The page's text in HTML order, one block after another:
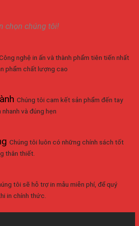
chọn chúng tôi!
nghệ in ấn và thành phẩm tiên tiến nhất
phẩm chất lượng cao
Chúng tôi cam kết sản phẩm đến tay
và đúng hẹn
Chúng tôi luôn có những chính sách tốt
thân thiết.
tôi sẽ hỗ trợ in mẫu miễn phí, để quý
in chính thức.